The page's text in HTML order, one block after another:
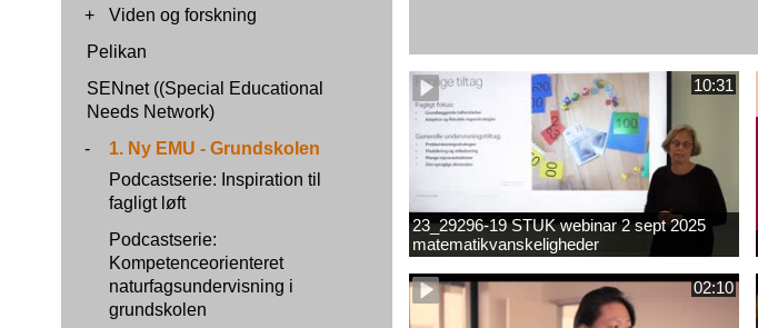
+
Viden og forskning
Pelikan
SENnet ((Special Educational
Needs Network)
-
1. Ny EMU - Grundskolen
Podcastserie: Inspiration til
fagligt løft
Podcastserie:
Kompetenceorienteret
naturfagsundervisning i
grundskolen
10:31
23_29296-19 STUK webinar 2 sept 2025
matematikvanskeligheder
1889337_1_1.MP4
02:10